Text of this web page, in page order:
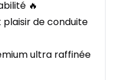
🔥
plaisir de conduite
ultra raffinée